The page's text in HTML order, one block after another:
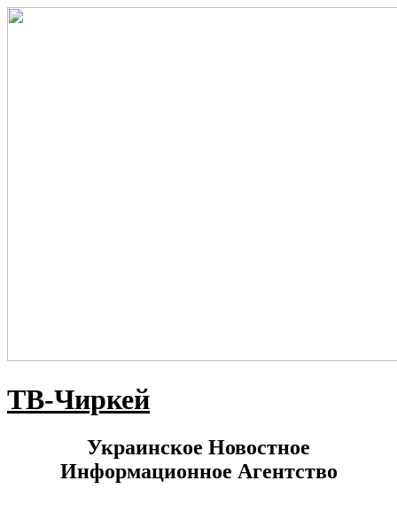
ТВ-Чиркей
Украинское Новостное
Информационное Агентство